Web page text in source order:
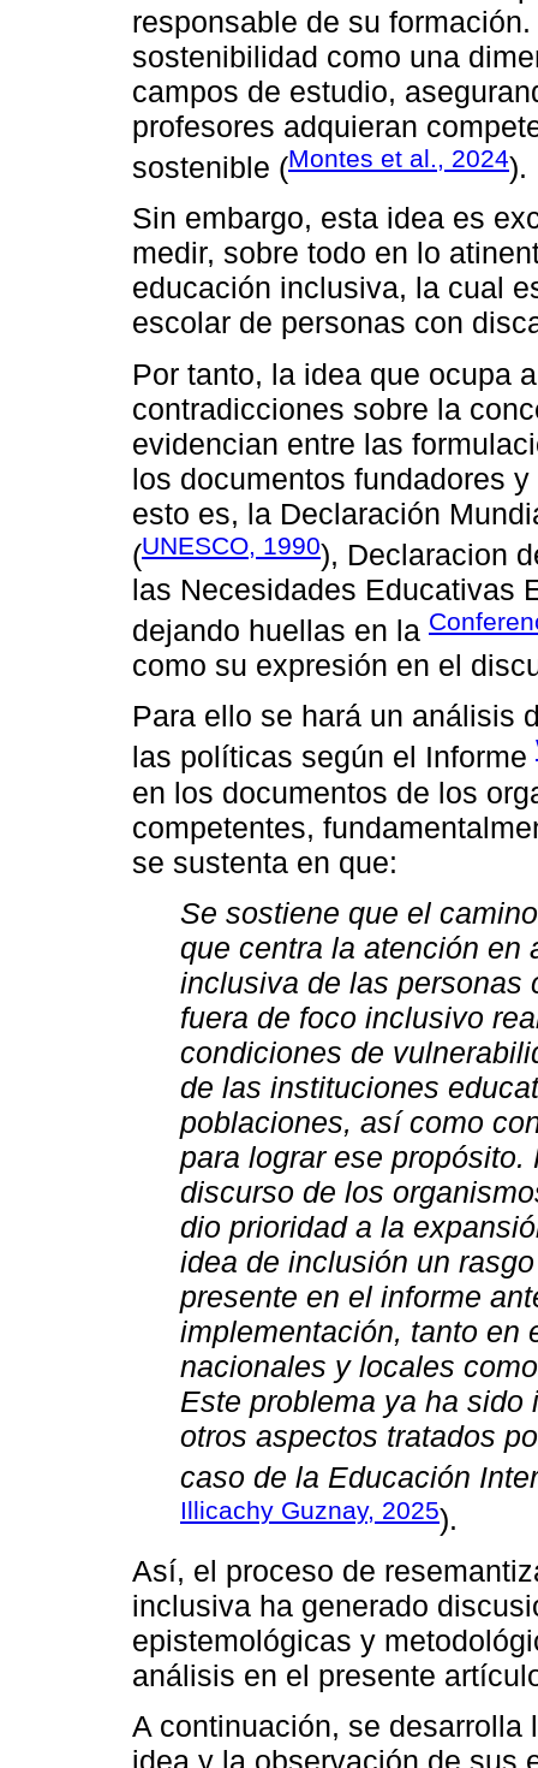
responsable de su
sostenibilidad como una
campos de estudio,
profesores adquieran
sostenible (Montes et al., 2024).
Sin embargo, esta idea es
medir, sobre todo en lo
educación inclusiva, la cual
escolar de personas con
Por tanto, la idea que ocupa
contradicciones sobre la
evidencian entre las
los documentos fundadores
esto es, la Declaración
(UNESCO, 1990), Declaracion
las Necesidades Educativas
dejando huellas en la
como su expresión en el
Para ello se hará un análisis
las políticas según el Informe
en los documentos de los
competentes,
se sustenta en que:
Se sostiene que el
que centra la atención en
inclusiva de las personas
fuera de foco inclusivo
condiciones de
de las instituciones
poblaciones, así como
para lograr ese
discurso de los
dio prioridad a la
idea de inclusión un
presente en el informe
implementación, tanto en
nacionales y locales
Este problema ya ha sido
otros aspectos tratados
caso de la Educación
Illicachy Guznay, 2025).
Así, el proceso de
inclusiva ha generado
epistemológicas y
análisis en el presente
A continuación, se desarrolla
idea y la observación de sus